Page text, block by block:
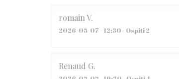
romainV
2026-05-07 - 12:30 - Ospiti 2
Renaud G